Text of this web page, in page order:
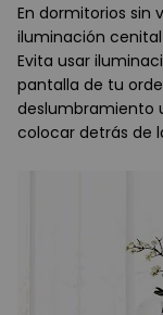
En dormitorios sin
iluminación
Evita usar
pantalla de tu
deslumbramiento
colocar detrás de